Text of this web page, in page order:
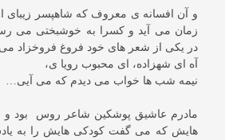
و آن افسانه ی معروف که شاهپسر زیبای
زمان می آید و کسرا به خوشبختی می
در یکی از شعر های خود فروغ فروخزاد می
آه ای شهزاده، ای محبوب رویا ی،
نیمه شب ها خواب می دیدم که می آیی…
مادرم عاشیق پوشکین شاعر روس بود و
هایش که می گفت کودکی هایش را به